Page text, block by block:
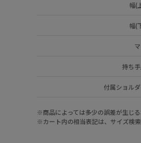
幅(
幅(
持ち
付属ショル
※商品によっては多少の誤差が生じる
※カート内の相当表記は、サイズ検